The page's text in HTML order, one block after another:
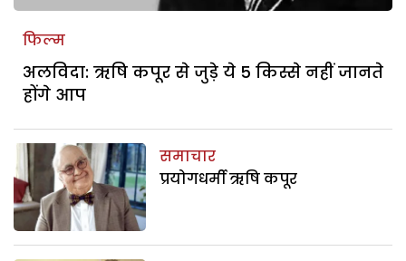
फिल्म
अलविदा: ऋषि कपूर से जुड़े ये 5 किस्से नहीं जानते
होंगे आप
समाचार
प्रयोगधर्मी ऋषि कपूर